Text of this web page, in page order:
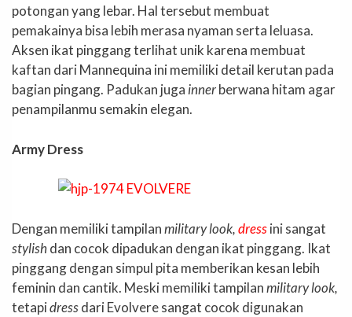
potongan yang lebar. Hal tersebut membuat
pemakainya bisa lebih merasa nyaman serta leluasa.
Aksen ikat pinggang terlihat unik karena membuat
kaftan dari Mannequina ini memiliki detail kerutan pada
bagian pingang. Padukan juga innerberwana hitam agar
penampilanmu semakin elegan.
Army Dress
Dengan memiliki tampilanmilitary look,dressini sangat
stylishdan cocok dipadukan dengan ikat pinggang. Ikat
pinggang dengan simpul pita memberikan kesan lebih
feminin dan cantik. Meski memiliki tampilanmilitary look,
tetapidressdari Evolvere sangat cocok digunakan